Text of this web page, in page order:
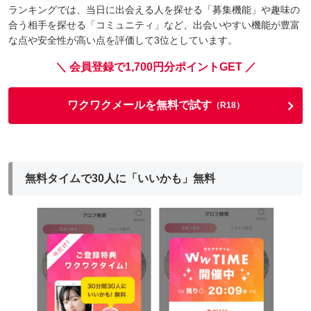
ランキングでは、当日に出会える人を探せる「募集機能」や趣味の
合う相手を探せる「コミュニティ」など、出会いやすい機能が豊富
な点や安全性が高い点を評価して3位としています。
＼ 会員登録で1,700円分ポイントGET ／
ワクワクメールを無料で試す（R18）
無料タイムで30人に「いいかも」無料